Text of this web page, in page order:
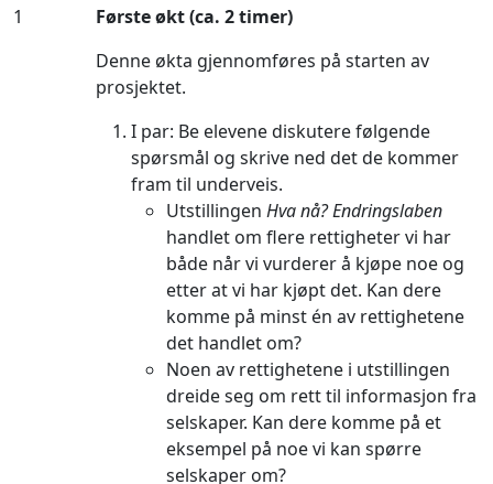
1
Første økt (ca. 2 timer)
Denne økta gjennomføres på starten av
prosjektet.
I par: Be elevene diskutere følgende
spørsmål og skrive ned det de kommer
fram til underveis.
Utstillingen Hva nå? Endringslaben
handlet om flere rettigheter vi har
både når vi vurderer å kjøpe noe og
etter at vi har kjøpt det. Kan dere
komme på minst én av rettighetene
det handlet om?
Noen av rettighetene i utstillingen
dreide seg om rett til informasjon fra
selskaper. Kan dere komme på et
eksempel på noe vi kan spørre
selskaper om?